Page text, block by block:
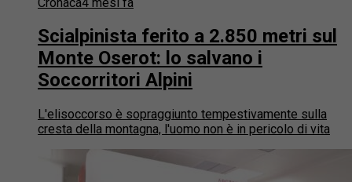
Scialpinista ferito a 2.850 metri sul
Monte Oserot: lo salvano i
Soccorritori Alpini
L'elisoccorso è sopraggiunto tempestivamente sulla
cresta della montagna, l'uomo non è in pericolo di vita